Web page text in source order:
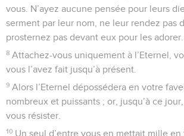
vous. N’ayez aucune pensée pour leurs
serment par leur nom, ne leur rendez pas
prosternez pas devant eux pour les adorer.
8 Attachez-vous uniquement à l’Eternel,
vous l’avez fait jusqu’à présent.
9 Alors l’Eternel dépossédera en votre
nombreux et puissants ; or, jusqu’à ce
vous résister.
10 Un seul d’entre vous en mettait mille en